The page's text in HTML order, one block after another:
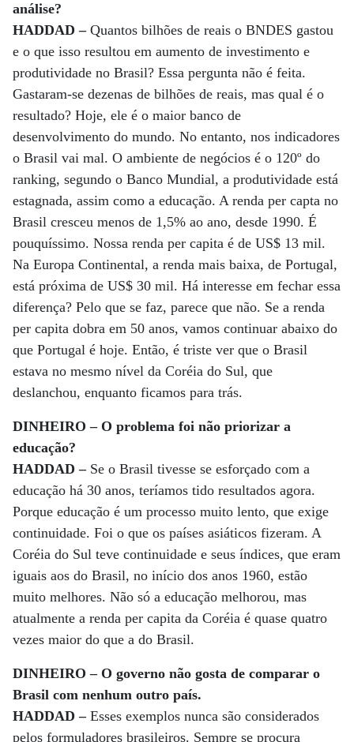
análise?
HADDAD –Quantos bilhões de reais o BNDES gastou
e o que isso resultou em aumento de investimento e
produtividade no Brasil? Essa pergunta não é feita.
Gastaram-se dezenas de bilhões de reais, mas qual é o
resultado? Hoje, ele é o maior banco de
desenvolvimento do mundo. No entanto, nos indicadores
o Brasil vai mal. O ambiente de negócios é o 120º do
ranking, segundo o Banco Mundial, a produtividade está
estagnada, assim como a educação. A renda per capta no
Brasil cresceu menos de 1,5% ao ano, desde 1990. É
pouquíssimo. Nossa renda per capita é de US$ 13 mil.
Na Europa Continental, a renda mais baixa, de Portugal,
está próxima de US$ 30 mil. Há interesse em fechar essa
diferença? Pelo que se faz, parece que não. Se a renda
per capita dobra em 50 anos, vamos continuar abaixo do
que Portugal é hoje. Então, é triste ver que o Brasil
estava no mesmo nível da Coréia do Sul, que
deslanchou, enquanto ficamos para trás.
DINHEIRO – O problema foi não priorizar a
educação?
HADDAD –Se o Brasil tivesse se esforçado com a
educação há 30 anos, teríamos tido resultados agora.
Porque educação é um processo muito lento, que exige
continuidade. Foi o que os países asiáticos fizeram. A
Coréia do Sul teve continuidade e seus índices, que eram
iguais aos do Brasil, no início dos anos 1960, estão
muito melhores. Não só a educação melhorou, mas
atualmente a renda per capita da Coréia é quase quatro
vezes maior do que a do Brasil.
DINHEIRO – O governo não gosta de comparar o
Brasil com nenhum outro país.
HADDAD –Esses exemplos nunca são considerados
pelos formuladores brasileiros. Sempre se procura